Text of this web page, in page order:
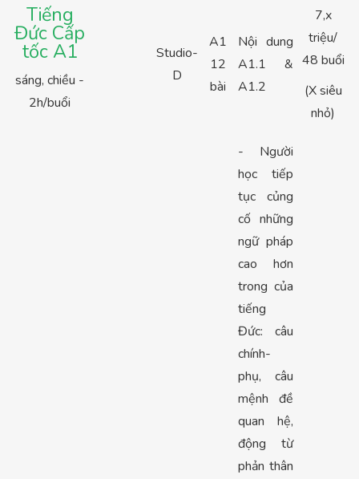
Tiếng
Đức Cấp
tốc A1
sáng, chiều -
2h/buổi
Studio-
D
A1
12
bài
Nội dung
A1.1 &
A1.2
7,x
triệu/
48 buổi
(X siêu
nhỏ)
- Người
học tiếp
tục củng
cố những
ngữ pháp
cao hơn
trong của
tiếng
Đức: câu
chính-
phụ, câu
mệnh đề
quan hệ,
động từ
phản thân